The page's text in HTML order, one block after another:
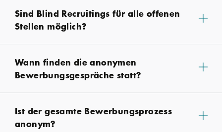
Sind Blind Recruitings für alle offenen
Stellen möglich?
Wann finden die anonymen
Bewerbungsgespräche statt?
Ist der gesamte Bewerbungsprozess
anonym?